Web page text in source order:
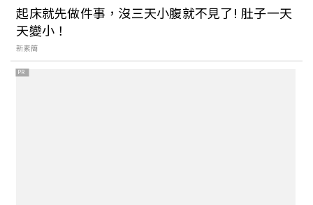
走，丁春誠的絕對環島說
起床就先做件事，沒三天小腹就不見了! 肚子一天
天變小！
新素簡
PR